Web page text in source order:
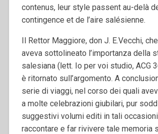
contenus, leur style passent au-delà
contingence et de l’aire salésienne.
Il Rettor Maggiore, don J. E.Vecchi,
aveva sottolineato l’importanza della
salesiana (lett. Io per voi studio, ACG
è ritornato sull’argomento. A
serie di viaggi, nel corso dei quali
a molte celebrazioni giubilari, pur
suggestivi volumi editi in tali
raccontare e far rivivere tale memoria